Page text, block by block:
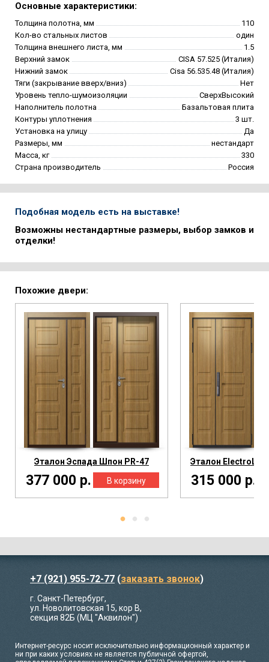
Основные характеристики:
Толщина полотна, мм
110
Кол-во стальных листов
один
Толщина внешнего листа, мм
1.5
Верхний замок
CISA 57.525 (Италия)
Нижний замок
Cisa 56.535.48 (Италия)
Тяги (закрывание вверх/вниз)
Нет
Уровень тепло-шумоизоляции
СверхВысокий
Наполнитель полотна
Базальтовая плита
Контуры уплотнения
3 шт.
Установка на улицу
Да
Размеры, мм
нестандарт
Масса, кг
330
Страна производитель
Россия
Подобная модель есть на выставке!
Возможны нестандартные размеры, выбор замков и
отделки!
Похожие двери:
Эталон Эспада Шпон PR-47
377 000 р.
Эталон
315 000 р.
+7 (921) 955-72-77 (заказать звонок)
г. Санкт-Петербург,
ул. Новолитовская 15, кор В,
секция 82Б (МЦ "Аквилон")
Интернет-ресурс носит исключительно информационный характер и
ни при каких условиях не является публичной офертой,